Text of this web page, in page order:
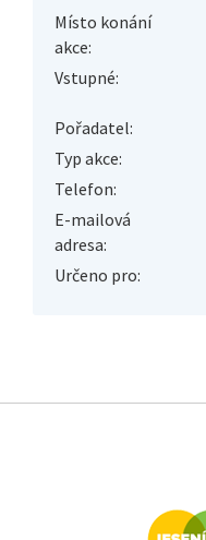
Místo konání
akce:
Vstupné:
Pořadatel:
Typ akce:
Telefon:
E-mailová
adresa:
Určeno pro: